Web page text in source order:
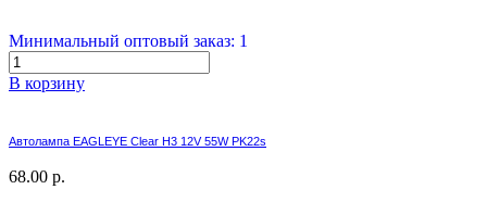
Минимальный оптовый заказ: 1
В корзину
Автолампа EAGLEYE Clear H3 12V 55W PK22s
68.00 р.